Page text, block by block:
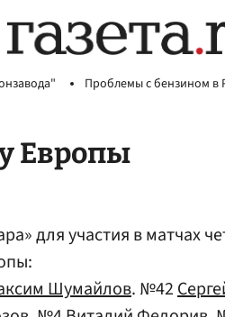
Проблемы с бензином в
Европы
для участия в матчах
Шумайлов. №42